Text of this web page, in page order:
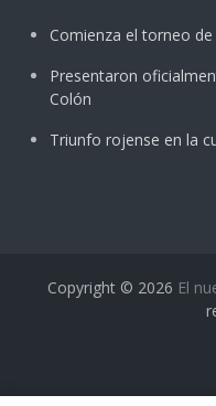
Comienza el torneo
Presentaron
Colón
Triunfo rojense en la
Copyright © 2026 El